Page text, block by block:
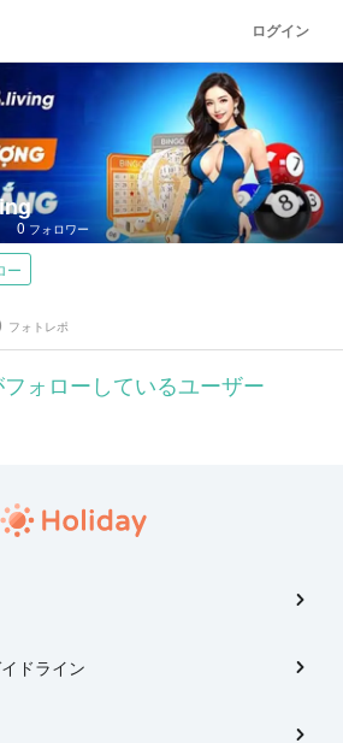
ログイン
0 フォロワー
ー
フォトレポ
ォローしているユーザー
ドライン